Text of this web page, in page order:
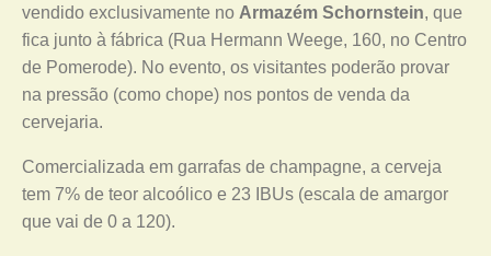
vendido exclusivamente no Armazém Schornstein, que
fica junto à fábrica (Rua Hermann Weege, 160, no Centro
de Pomerode). No evento, os visitantes poderão provar
na pressão (como chope) nos pontos de venda da
cervejaria.
Comercializada em garrafas de champagne, a cerveja
tem 7% de teor alcoólico e 23 IBUs (escala de amargor
que vai de 0 a 120).